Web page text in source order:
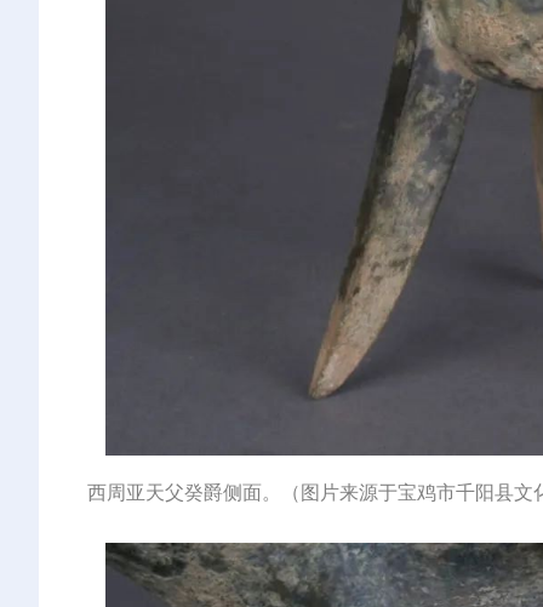
西周亚天父癸爵侧面。（图片来源于宝鸡市千阳县文